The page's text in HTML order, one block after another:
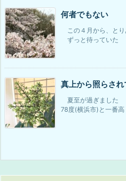
何者でもない
この４月から、とり
ずっと待っていた
真上から照らされ
夏至が過ぎました
78度(横浜市)と一番